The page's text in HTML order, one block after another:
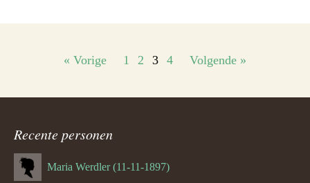
Personenlijstnavigatie
« Vorige 1 2 3 4 Volgende »
Recente personen
Maria Werdler (11-11-1897)